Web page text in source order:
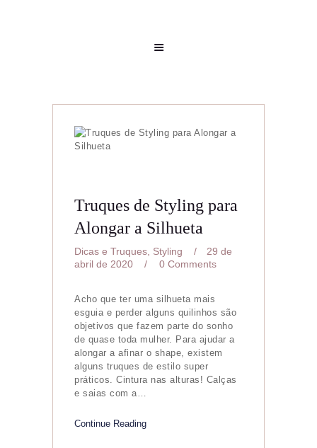
Truques de Styling para
Alongar a Silhueta
Dicas e Truques, Styling
29 de
abril de 2020
0 Comments
Acho que ter uma silhueta mais
esguia e perder alguns quilinhos são
objetivos que fazem parte do sonho
de quase toda mulher. Para ajudar a
alongar a afinar o shape, existem
alguns truques de estilo super
práticos. Cintura nas alturas! Calças
e saias com a…
Continue Reading